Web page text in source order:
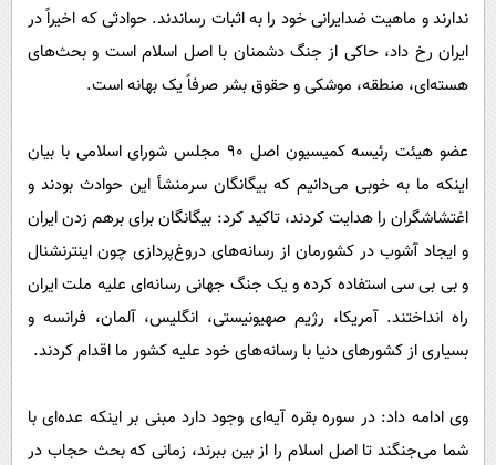
ندارند و ماهیت ضدایرانی خود را به اثبات رساندند. حوادثی که اخیراً در
ایران رخ داد، حاکی از جنگ دشمنان با اصل اسلام است و بحث‌های
هسته‌ای، منطقه، موشکی و حقوق بشر صرفاً یک بهانه است.
عضو هیئت رئیسه کمیسیون اصل ۹۰ مجلس شورای اسلامی با بیان
اینکه ما به خوبی می‌دانیم که بیگانگان سرمنشأ این حوادث بودند و
اغتشاشگران را هدایت کردند، تاکید کرد: بیگانگان برای برهم زدن ایران
و ایجاد آشوب در کشورمان از رسانه‌های دروغ‌پردازی چون اینترنشنال
و بی بی سی استفاده کرده و یک جنگ جهانی رسانه‌ای علیه ملت ایران
راه انداختند. آمریکا، رژیم صهیونیستی، انگلیس، آلمان، فرانسه و
بسیاری از کشورهای دنیا با رسانه‌های خود علیه کشور ما اقدام کردند.
وی ادامه داد: در سوره بقره آیه‌ای وجود دارد مبنی بر اینکه عده‌ای با
شما می‌جنگند تا اصل اسلام را از بین ببرند، زمانی که بحث حجاب در